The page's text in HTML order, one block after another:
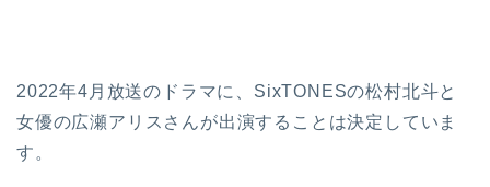
2022年4月放送のドラマに、SixTONESの松村北斗と
女優の広瀬アリスさんが出演することは決定していま
す。